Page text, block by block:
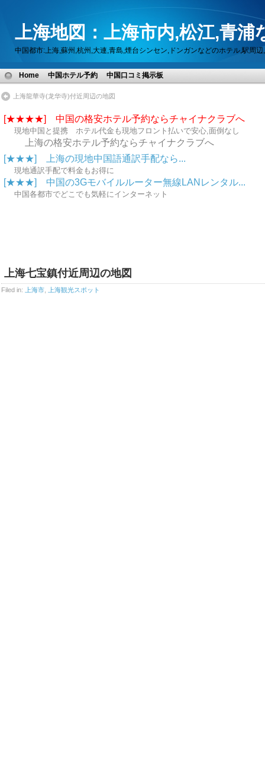
上海地図：上海市内,松江,青浦
中国都市:上海,蘇州,杭州,大連,青島,煙台シンセン,ドンガンなどのホテル,駅周
Home 中国ホテル予約 中国口コミ掲示板
上海龍華寺(龙华寺)付近周辺の地図
[★★★★] 中国の格安ホテル予約ならチャイナクラブへ
現地中国と提携 ホテル代金も現地フロント払いで安心,面倒なし
上海の格安ホテル予約ならチャイナクラブへ
[★★★] 上海の現地中国語通訳手配なら...
現地通訳手配で料金もお得に
[★★★] 中国の3Gモバイルルーター無線LANレンタル...
中国各都市でどこでも気軽にインターネット
上海七宝鎮付近周辺の地図
Filed in: 上海市 上海観光スポット